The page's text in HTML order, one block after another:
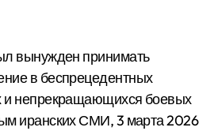
вынужден принимать
в беспрецедентных
и непрекращающихся боевых
иранских СМИ, 3 марта 2026